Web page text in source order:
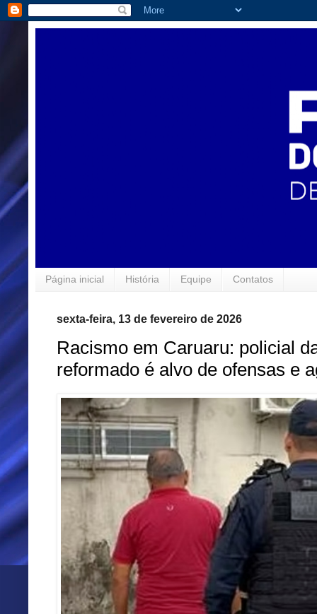
Página inicial História Equipe Contatos
sexta-feira, 13 de fevereiro de 2026
Racismo em Caruaru: policial
reformado é alvo de ofensas e